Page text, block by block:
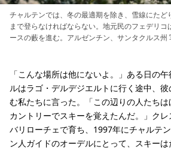
チャルテンでは、冬の最適期を除き、雪線にたど
まで登らなければならない。地元民のフェデリコ
ースの藪を進む。アルゼンチン、サンタクルス州
「こんな場所は他にないよ。」ある日の
ルはラゴ・デルデジエルトに行く途中、
む私たちに言った。「この辺りの人たち
カントリーでスキーを覚えたんだ。」ク
バリローチェで育ち、1997年にチャルテ
ン人ガイドのオーデルにとって、スキー